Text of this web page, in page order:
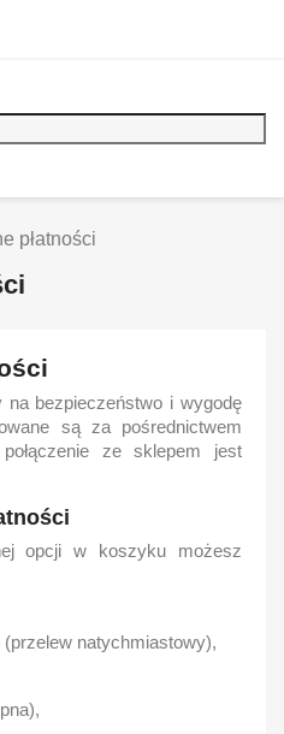
płatności
bezpieczeństwo i wygodę
są za pośrednictwem
ze sklepem jest
opcji w koszyku możesz
(przelew natychmiastowy),